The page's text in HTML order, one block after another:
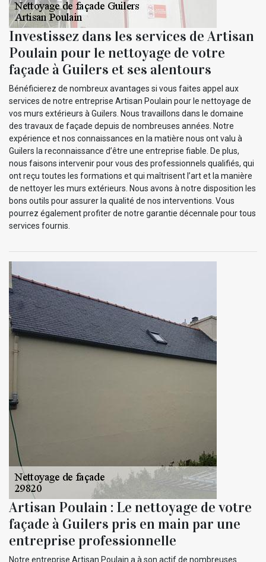
Investissez dans les services de Artisan
Poulain pour le nettoyage de votre
façade à Guilers et ses alentours
Bénéficierez de nombreux avantages si vous faites appel aux
services de notre entreprise Artisan Poulain pour le nettoyage de
vos murs extérieurs à Guilers. Nous travaillons dans le domaine
des travaux de façade depuis de nombreuses années. Notre
expérience et nos connaissances en la matière nous ont valu à
Guilers la reconnaissance d’être une entreprise fiable. De plus,
nous faisons intervenir pour vous des professionnels qualifiés, qui
ont reçu toutes les formations et qui maîtrisent l’art et la manière
de nettoyer les murs extérieurs. Nous avons à notre disposition les
bons outils pour assurer la qualité de nos interventions. Vous
pourrez également profiter de notre garantie décennale pour tous
services fournis.
Artisan Poulain : Le nettoyage de votre
façade à Guilers pris en main par une
entreprise professionnelle
Notre entreprise Artisan Poulain a à son actif de nombreuses